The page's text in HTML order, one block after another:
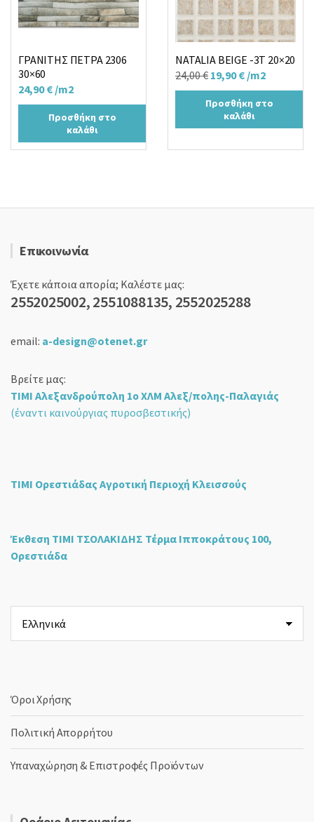
ΓΡΑΝΙΤΗΣ ΠΕΤΡΑ 2306
30×60
24,90€ /m2
Προσθήκη στο
καλάθι
NATALIA BEIGE -3T 20×20
24,00€ Original
price
was:
24,00 €.
19,90€Η
τρέχουσα
τιμή
είναι:
/m2
Προσθήκη στο
καλάθι
Επικοινωνία
Έχετε κάποια απορία; Καλέστε μας:
2552025002, 2551088135, 2552025288
email: a-design@otenet.gr
Βρείτε μας:
ΤΙΜΙ Αλεξανδρούπολη 1ο ΧΛΜ Αλεξ/πολης-Παλαγιάς
(έναντι καινούργιας πυροσβεστικής)
ΤΙΜΙ Ορεστιάδας Αγροτική Περιοχή Κλεισσούς
Έκθεση ΤΙΜΙ ΤΣΟΛΑΚΙΔΗΣ Τέρμα Ιπποκράτους 100,
Ορεστιάδα
μια
γλώσσα
Όροι Χρήσης
Πολιτική Απορρήτου
Υπαναχώρηση & Επιστροφές Προϊόντων